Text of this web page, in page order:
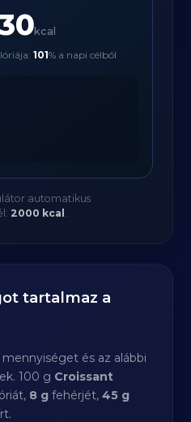
kcal
101% a napi célból
automatikus
2000 kcal .
tartalmaz a
és az alábbi
100 g Croissant
8 g fehérjét,45 g